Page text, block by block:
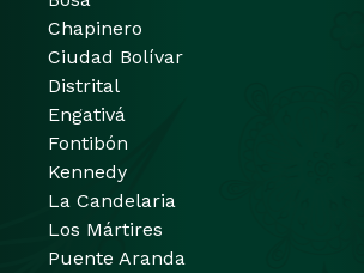
Chapinero
Ciudad Bolívar
Distrital
Engativá
Fontibón
Kennedy
La Candelaria
Los Mártires
Puente Aranda